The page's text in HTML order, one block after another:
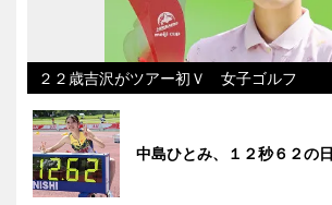
２２歳吉沢がツアー初Ｖ 女子ゴルフ
中島ひとみ、１２秒６２の